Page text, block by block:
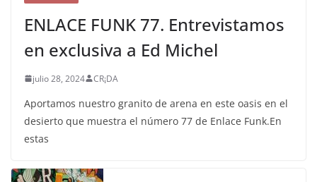
ENLACE FUNK 77. Entrevistamos
en exclusiva a Ed Michel
julio 28, 2024 CR¡DA
Aportamos nuestro granito de arena en este oasis en el
desierto que muestra el número 77 de Enlace Funk.En
estas